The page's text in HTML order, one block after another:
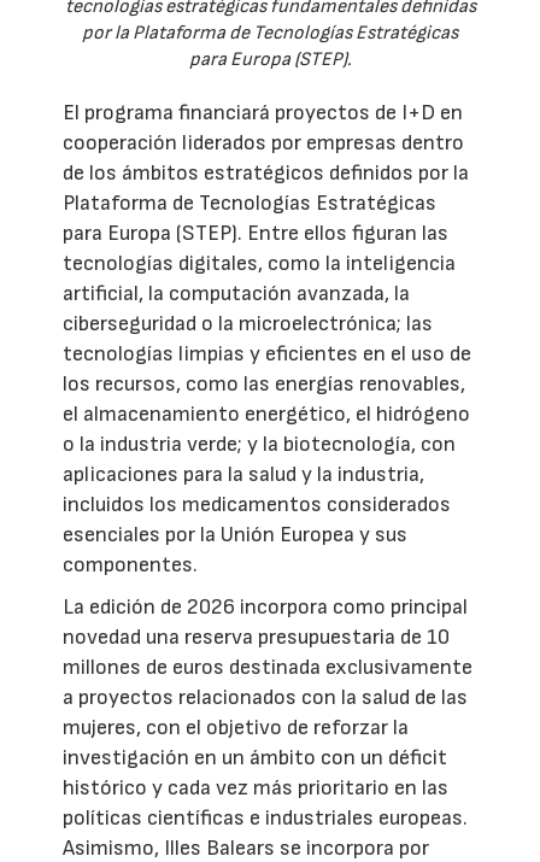
tecnologías estratégicas fundamentales definidas
por la Plataforma de Tecnologías Estratégicas
para Europa (STEP).
El programa financiará proyectos de I+D en
cooperación liderados por empresas dentro
de los ámbitos estratégicos definidos por la
Plataforma de Tecnologías Estratégicas
para Europa (STEP). Entre ellos figuran las
tecnologías digitales, como la inteligencia
artificial, la computación avanzada, la
ciberseguridad o la microelectrónica; las
tecnologías limpias y eficientes en el uso de
los recursos, como las energías renovables,
el almacenamiento energético, el hidrógeno
o la industria verde; y la biotecnología, con
aplicaciones para la salud y la industria,
incluidos los medicamentos considerados
esenciales por la Unión Europea y sus
componentes.
La edición de 2026 incorpora como principal
novedad una reserva presupuestaria de 10
millones de euros destinada exclusivamente
a proyectos relacionados con la salud de las
mujeres, con el objetivo de reforzar la
investigación en un ámbito con un déficit
histórico y cada vez más prioritario en las
políticas científicas e industriales europeas.
Asimismo, Illes Balears se incorpora por